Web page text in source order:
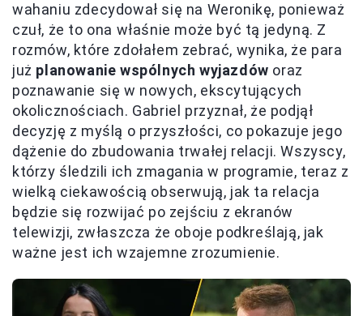
wahaniu zdecydował się na Weronikę, ponieważ
czuł, że to ona właśnie może być tą jedyną. Z
rozmów, które zdołałem zebrać, wynika, że para
już planowanie wspólnych wyjazdów oraz
poznawanie się w nowych, ekscytujących
okolicznościach. Gabriel przyznał, że podjął
decyzję z myślą o przyszłości, co pokazuje jego
dążenie do zbudowania trwałej relacji. Wszyscy,
którzy śledzili ich zmagania w programie, teraz z
wielką ciekawością obserwują, jak ta relacja
będzie się rozwijać po zejściu z ekranów
telewizji, zwłaszcza że oboje podkreślają, jak
ważne jest ich wzajemne zrozumienie.